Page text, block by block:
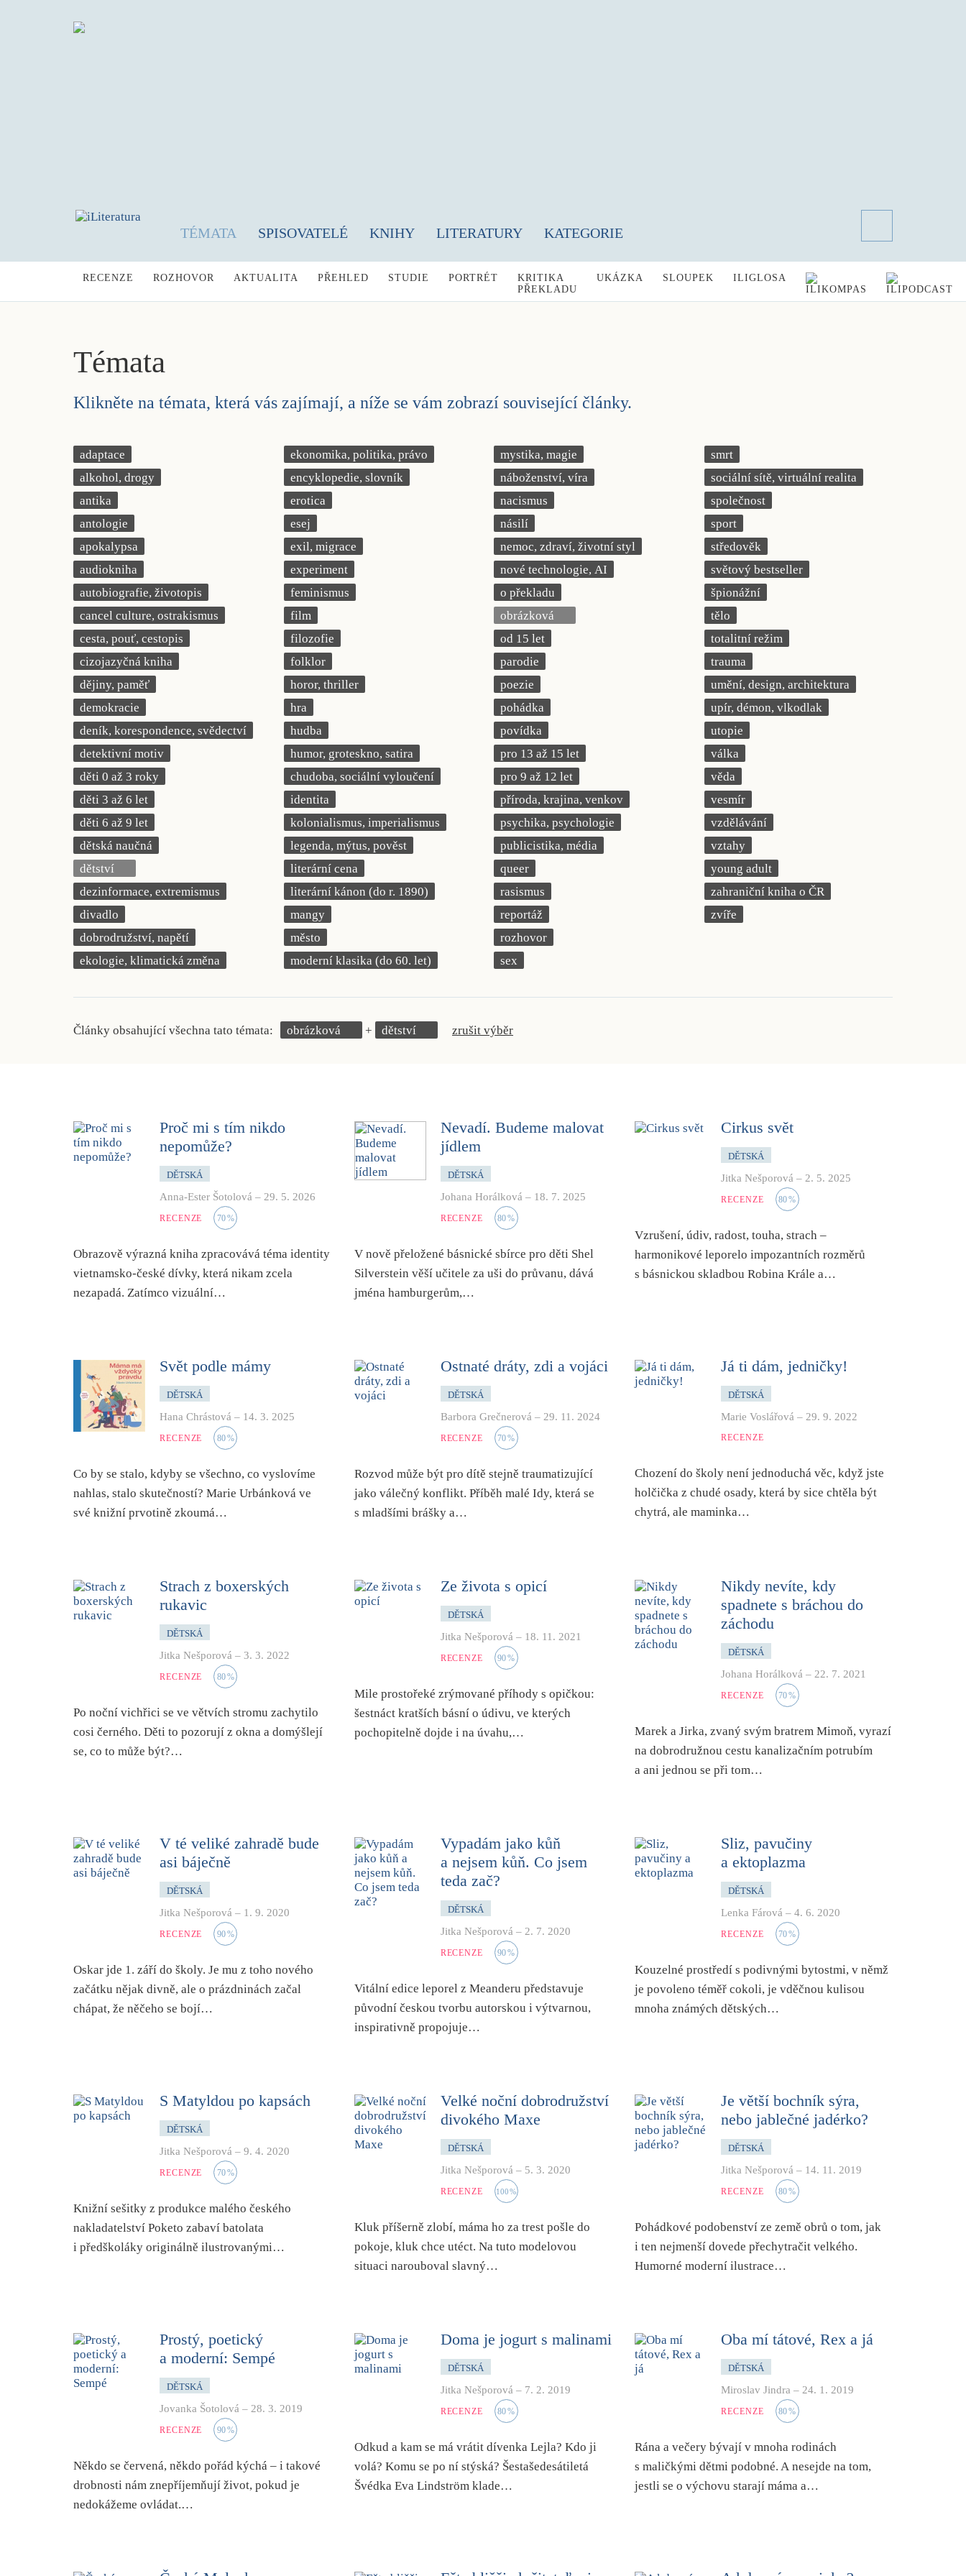
TÉMATA SPISOVATELÉ KNIHY LITERATURY KATEGORIE
RECENZE ROZHOVOR AKTUALITA PŘEHLED STUDIE PORTRÉT
KRITIKA
PŘEKLADU
UKÁZKA SLOUPEK ILIGLOSA
Témata
Klikněte na témata, která vás zajímají, a níže se vám zobrazí související články.
adaptace
alkohol, drogy
antika
antologie
apokalypsa
audiokniha
autobiografie, životopis
cancel culture, ostrakismus
cesta, pouť, cestopis
cizojazyčná kniha
dějiny, paměť
demokracie
deník, korespondence, svědectví
detektivní motiv
děti 0 až 3 roky
děti 3 až 6 let
děti 6 až 9 let
dětská naučná
dětství
dezinformace, extremismus
divadlo
dobrodružství, napětí
ekologie, klimatická změna
ekonomika, politika, právo
encyklopedie, slovník
erotica
esej
exil, migrace
experiment
feminismus
film
filozofie
folklor
horor, thriller
hra
hudba
humor, groteskno, satira
chudoba, sociální vyloučení
identita
kolonialismus, imperialismus
legenda, mýtus, pověst
literární cena
literární kánon (do r. 1890)
mangy
město
moderní klasika (do 60. let)
mystika, magie
náboženství, víra
nacismus
násilí
nemoc, zdraví, životní styl
nové technologie, AI
o překladu
obrázková
od 15 let
parodie
poezie
pohádka
povídka
pro 13 až 15 let
pro 9 až 12 let
příroda, krajina, venkov
psychika, psychologie
publicistika, média
queer
rasismus
reportáž
rozhovor
sex
smrt
sociální sítě, virtuální realita
společnost
sport
středověk
světový bestseller
špionážní
tělo
totalitní režim
trauma
umění, design, architektura
upír, démon, vlkodlak
utopie
válka
věda
vesmír
vzdělávání
vztahy
young adult
zahraniční kniha o ČR
zvíře
Články obsahující všechna tato témata: obrázková dětství zrušit výběr
Proč mi s tím nikdo
nepomůže?
DĚTSKÁ
Anna-Ester Šotolová – 29. 5. 2026
RECENZE 70%
Obrazově výrazná kniha zpracovává téma identity
vietnamsko-české dívky, která nikam zcela
nezapadá. Zatímco vizuální…
Nevadí. Budeme malovat
jídlem
DĚTSKÁ
Johana Horálková – 18. 7. 2025
RECENZE 80%
V nově přeložené básnické sbírce pro děti Shel
Silverstein věší učitele za uši do průvanu, dává
jména hamburgerům,…
Cirkus svět
DĚTSKÁ
Jitka Nešporová – 2. 5. 2025
RECENZE 80%
Vzrušení, údiv, radost, touha, strach –
harmonikové leporelo impozantních rozměrů
s básnickou skladbou Robina Krále a…
Svět podle mámy
DĚTSKÁ
Hana Chrástová – 14. 3. 2025
RECENZE 80%
Co by se stalo, kdyby se všechno, co vyslovíme
nahlas, stalo skutečností? Marie Urbánková ve
své knižní prvotině zkoumá…
Ostnaté dráty, zdi a vojáci
DĚTSKÁ
Barbora Grečnerová – 29. 11. 2024
RECENZE 70%
Rozvod může být pro dítě stejně traumatizující
jako válečný konflikt. Příběh malé Idy, která se
s mladšími brášky a…
Já ti dám, jedničky!
DĚTSKÁ
Marie Voslářová – 29. 9. 2022
RECENZE
Chození do školy není jednoduchá věc, když jste
holčička z chudé osady, která by sice chtěla být
chytrá, ale maminka…
Strach z boxerských
rukavic
DĚTSKÁ
Jitka Nešporová – 3. 3. 2022
RECENZE 80%
Po noční vichřici se ve větvích stromu zachytilo
cosi černého. Děti to pozorují z okna a domýšlejí
se, co to může být?…
Ze života s opicí
DĚTSKÁ
Jitka Nešporová – 18. 11. 2021
RECENZE 90%
Mile prostořeké zrýmované příhody s opičkou:
šestnáct kratších básní o údivu, ve kterých
pochopitelně dojde i na úvahu,…
Nikdy nevíte, kdy
spadnete s bráchou do
záchodu
DĚTSKÁ
Johana Horálková – 22. 7. 2021
RECENZE 70%
Marek a Jirka, zvaný svým bratrem Mimoň, vyrazí
na dobrodružnou cestu kanalizačním potrubím
a ani jednou se při tom…
V té veliké zahradě bude
asi báječně
DĚTSKÁ
Jitka Nešporová – 1. 9. 2020
RECENZE 90%
Oskar jde 1. září do školy. Je mu z toho nového
začátku nějak divně, ale o prázdninách začal
chápat, že něčeho se bojí…
Vypadám jako kůň
a nejsem kůň. Co jsem
teda zač?
DĚTSKÁ
Jitka Nešporová – 2. 7. 2020
RECENZE 90%
Vitální edice leporel z Meanderu představuje
původní českou tvorbu autorskou i výtvarnou,
inspirativně propojuje…
Sliz, pavučiny
a ektoplazma
DĚTSKÁ
Lenka Fárová –4. 6. 2020
RECENZE 70%
Kouzelné prostředí s podivnými bytostmi, v němž
je povoleno téměř cokoli, je vděčnou kulisou
mnoha známých dětských…
S Matyldou po kapsách
DĚTSKÁ
Jitka Nešporová – 9. 4. 2020
RECENZE 70%
Knižní sešitky z produkce malého českého
nakladatelství Poketo zabaví batolata
i předškoláky originálně ilustrovanými…
Velké noční dobrodružství
divokého Maxe
DĚTSKÁ
Jitka Nešporová – 5. 3. 2020
RECENZE 100 %
Kluk příšerně zlobí, máma ho za trest pošle do
pokoje, kluk chce utéct. Na tuto modelovou
situaci narouboval slavný…
Je větší bochník sýra,
nebo jablečné jadérko?
DĚTSKÁ
Jitka Nešporová – 14. 11. 2019
RECENZE 80%
Pohádkové podobenství ze země obrů o tom, jak
i ten nejmenší dovede přechytračit velkého.
Humorné moderní ilustrace…
Prostý, poetický
a moderní: Sempé
DĚTSKÁ
Jovanka Šotolová – 28. 3. 2019
RECENZE 90%
Někdo se červená, někdo pořád kýchá – i takové
drobnosti nám znepříjemňují život, pokud je
nedokážeme ovládat.…
Doma je jogurt s malinami
DĚTSKÁ
Jitka Nešporová – 7. 2. 2019
RECENZE 80%
Odkud a kam se má vrátit dívenka Lejla? Kdo ji
volá? Komu se po ní stýská? Šestašedesátiletá
Švédka Eva Lindström klade…
Oba mí tátové, Rex a já
DĚTSKÁ
Miroslav Jindra – 24. 1. 2019
RECENZE 80%
Rána a večery bývají v mnoha rodinách
s maličkými dětmi podobné. A nesejde na tom,
jestli se o výchovu starají máma a…